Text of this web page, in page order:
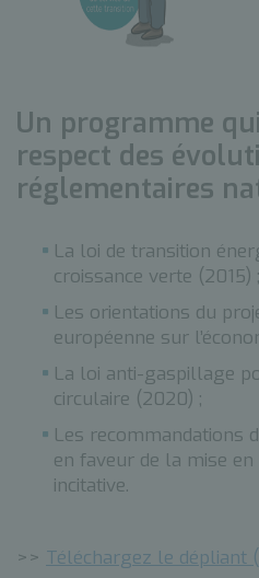
Un programme
respect des
réglementaires
La loi de transition
croissance verte (2015) ;
Les orientations du
européenne sur
La loi anti-gaspillage
circulaire (2020) ;
Les recommandations
en faveur de la mise
incitative.
>> Téléchargez le dépliant